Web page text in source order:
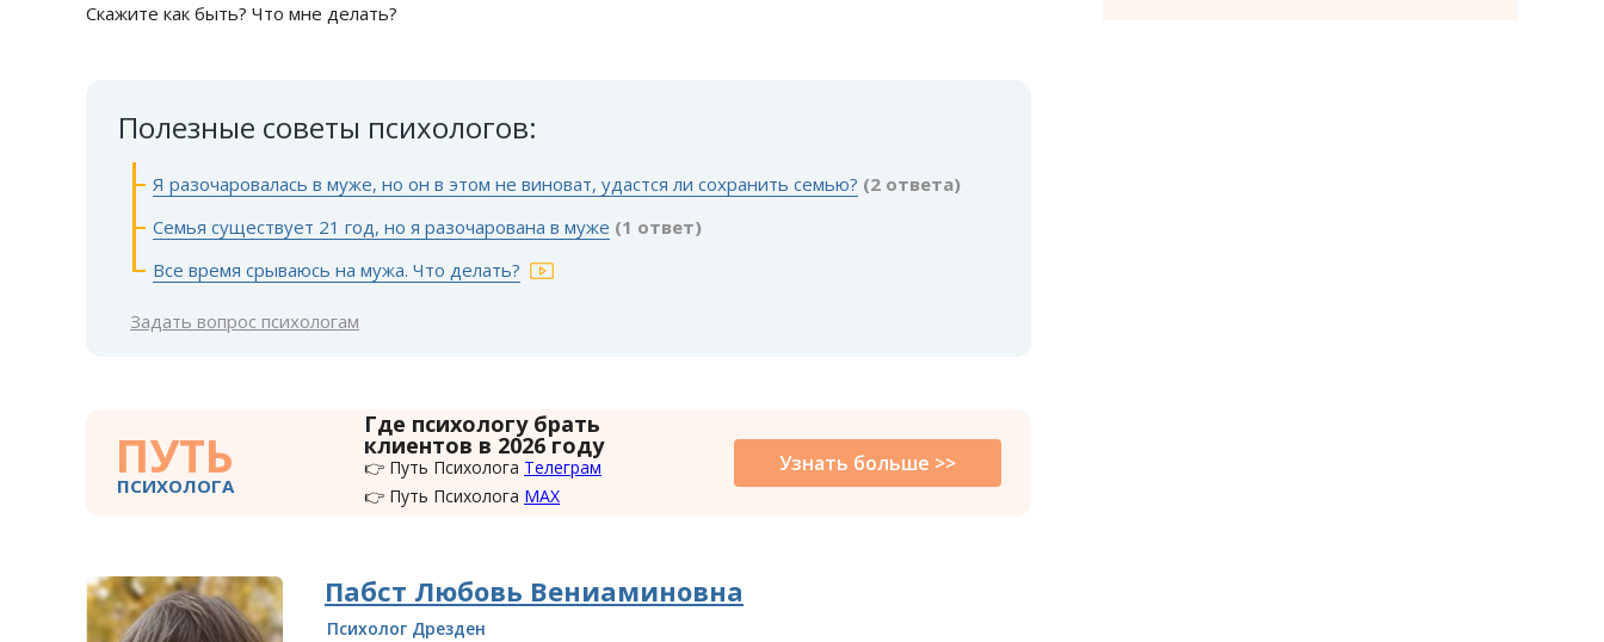
Скажите как быть? Что мне делать?
Полезные советы психологов:
Я разочаровалась в муже, но он в этом не виноват, удастся ли сохранить семью? (2 ответа)
Семья существует 21 год, но я разочарована в муже (1 ответ)
Все время срываюсь на мужа. Что делать?
Задать вопрос психологам
ПУТЬ
ПСИХОЛОГА
Где психологу брать
клиентов в 2026 году
👉 Путь Психолога Телеграм
👉 Путь Психолога MAX
Узнать больше >>
Пабст Любовь Вениаминовна
Психолог Дрезден